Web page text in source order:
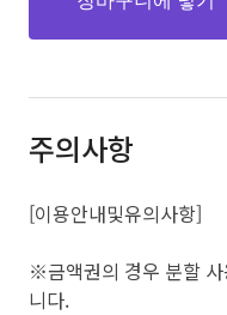
주의사항
[이용안내및유의사항]
※금액권의 경우 분할
니다.